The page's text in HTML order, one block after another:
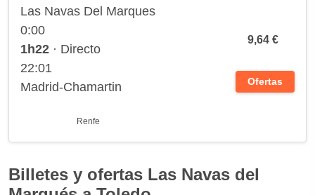
Las Navas Del Marques
0:00
1h22 · Directo
22:01
Madrid-Chamartin
Renfe
9,64 €
Ofertas
Billetes y ofertas Las Navas del